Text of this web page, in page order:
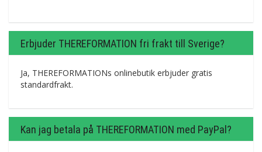
Erbjuder THEREFORMATION fri frakt till Sverige?
Ja, THEREFORMATIONs onlinebutik erbjuder gratis
standardfrakt.
Kan jag betala på THEREFORMATION med PayPal?